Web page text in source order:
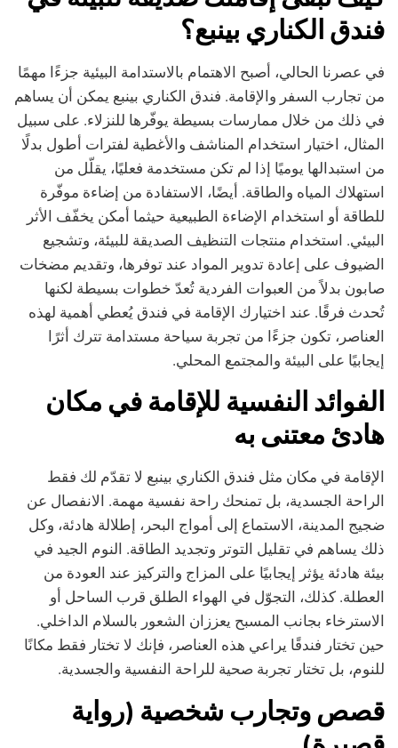
فندق الكناري بينبع؟
في عصرنا الحالي، أصبح الاهتمام بالاستدامة البيئية جزءًا مهمًا
من تجارب السفر والإقامة. فندق الكناري بينبع يمكن أن يساهم
في ذلك من خلال ممارسات بسيطة يوفّرها للنزلاء. على سبيل
المثال، اختيار استخدام المناشف والأغطية لفترات أطول بدلًا
من استبدالها يوميًا إذا لم تكن مستخدمة فعليًا، يقلّل من
استهلاك المياه والطاقة. أيضًا، الاستفادة من إضاءة موفّرة
للطاقة أو استخدام الإضاءة الطبيعية حيثما أمكن يخفّف الأثر
البيئي. استخدام منتجات التنظيف الصديقة للبيئة، وتشجيع
الضيوف على إعادة تدوير المواد عند توفرها، وتقديم مضخات
صابون بدلاً من العبوات الفردية تُعدّ خطوات بسيطة لكنها
تُحدث فرقًا. عند اختيارك الإقامة في فندق يُعطي أهمية لهذه
العناصر، تكون جزءًا من تجربة سياحة مستدامة تترك أثرًا
إيجابيًا على البيئة والمجتمع المحلي.
الفوائد النفسية للإقامة في مكان
هادئ معتنى به
الإقامة في مكان مثل فندق الكناري بينبع لا تقدّم لك فقط
الراحة الجسدية، بل تمنحك راحة نفسية مهمة. الانفصال عن
ضجيج المدينة، الاستماع إلى أمواج البحر، إطلالة هادئة، وكل
ذلك يساهم في تقليل التوتر وتجديد الطاقة. النوم الجيد في
بيئة هادئة يؤثر إيجابيًا على المزاج والتركيز عند العودة من
العطلة. كذلك، التجوّل في الهواء الطلق قرب الساحل أو
الاسترخاء بجانب المسبح يعززان الشعور بالسلام الداخلي.
حين تختار فندقًا يراعي هذه العناصر، فإنك لا تختار فقط مكانًا
للنوم، بل تختار تجربة صحية للراحة النفسية والجسدية.
قصص وتجارب شخصية (رواية